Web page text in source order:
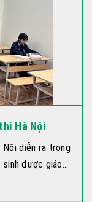
2026
nghỉ tết, trung